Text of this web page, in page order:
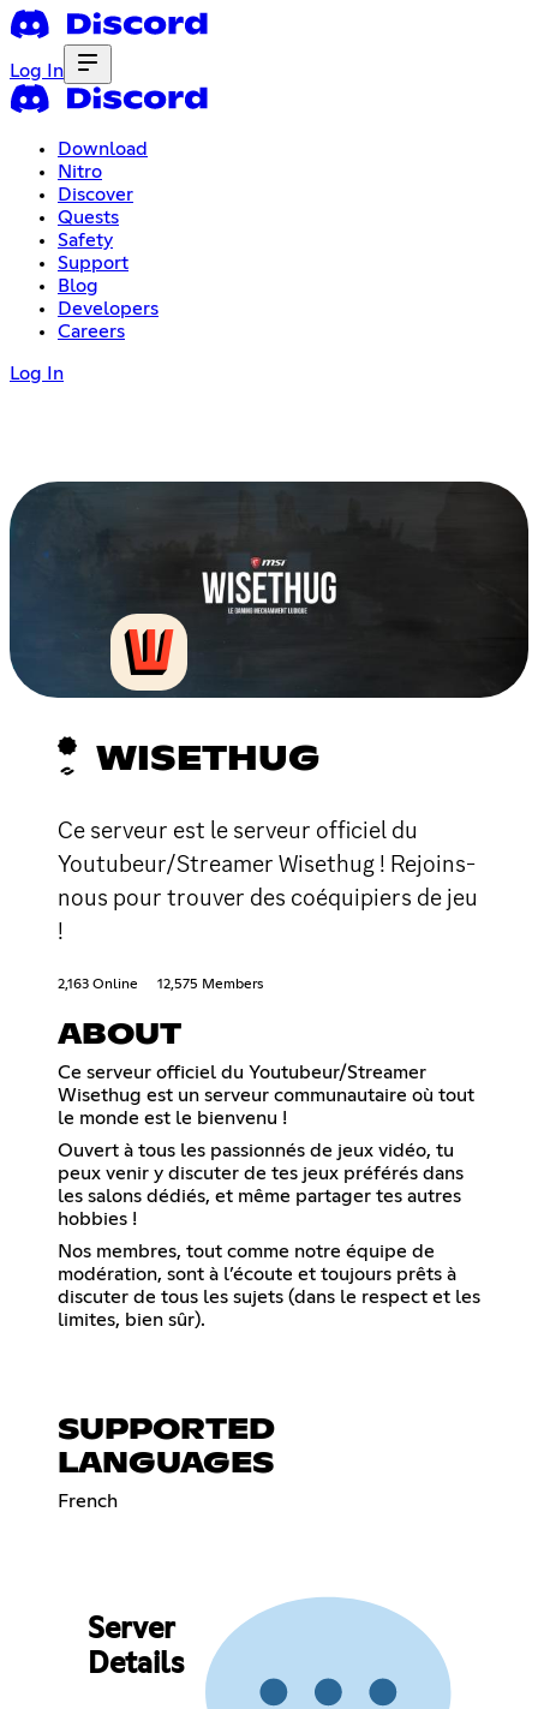
Log In
Download
Nitro
Discover
Quests
Safety
Support
Blog
Developers
Careers
Log In
WISETHUG
Ce serveur est le serveur officiel du
Youtubeur/Streamer Wisethug ! Rejoins-
nous pour trouver des coéquipiers de jeu
!
2,163 Online 12,575 Members
ABOUT
Ce serveur officiel du Youtubeur/Streamer
Wisethug est un serveur communautaire où tout
le monde est le bienvenu !
Ouvert à tous les passionnés de jeux vidéo, tu
peux venir y discuter de tes jeux préférés dans
les salons dédiés, et même partager tes autres
hobbies !
Nos membres, tout comme notre équipe de
modération, sont à l’écoute et toujours prêts à
discuter de tous les sujets (dans le respect et les
limites, bien sûr).
SUPPORTED
LANGUAGES
French
Server
Details